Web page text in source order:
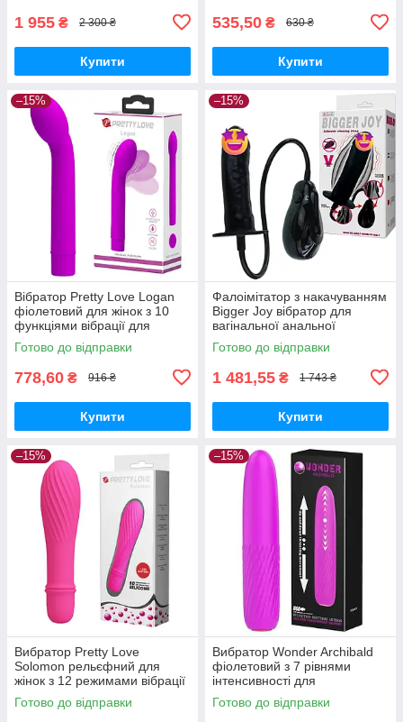
1 955 ₴ 2 300 ₴
Купити
535,50 ₴ 630 ₴
Купити
–15%
Вібратор Pretty Love Logan
фіолетовий для жінок з 10
функціями вібрації для
стимуляції точки G
Готово до відправки
778,60 ₴ 916 ₴
Купити
–15%
Фалоімітатор з накачуванням
Bigger Joy вібратор для
вагінальної анальної
стимуляції чорний з
рельєфом і вібрацією
Готово до відправки
1 481,55 ₴ 1 743 ₴
Купити
–15%
Вибратор Pretty Love
Solomon рельєфний для
жінок з 12 режимами вібрації
для інтимного задоволення
Готово до відправки
–15%
Вибратор Wonder Archibald
фіолетовий з 7 рівнями
інтенсивності для
задоволення і комфорту
Готово до відправки